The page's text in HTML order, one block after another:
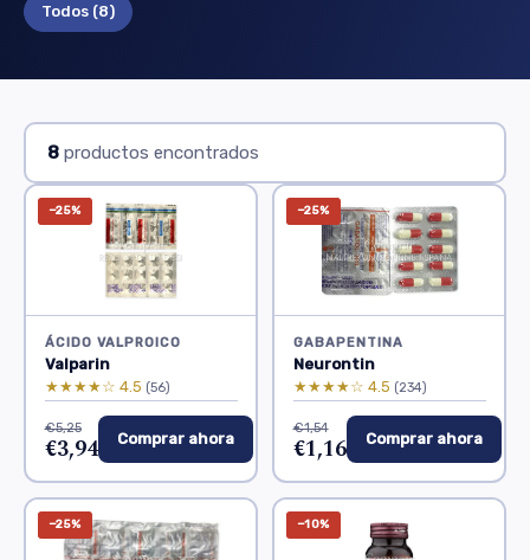
Todos (8)
8 productos encontrados
−25%
ÁCIDO VALPROICO
Valparin
★★★★☆ 4.5 (56)
€5,25
€3,94 Comprar ahora
−25%
GABAPENTINA
Neurontin
★★★★☆ 4.5 (234)
€1,54
€1,16 Comprar ahora
−25% −10%